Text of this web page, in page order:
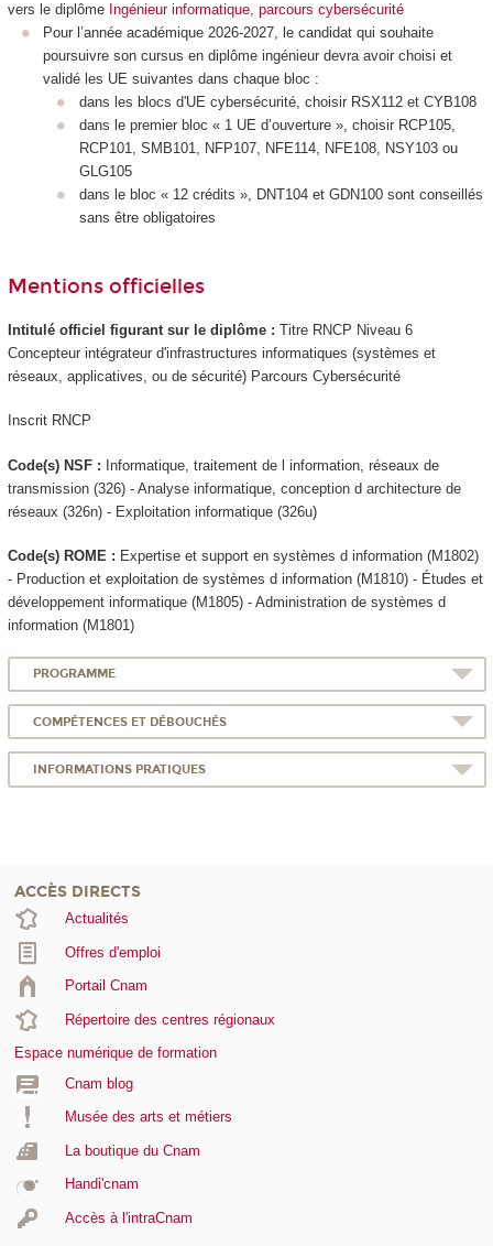
vers le diplôme Ingénieur informatique, parcours cybersécurité
Pour l’année académique 2026-2027, le candidat qui souhaite
poursuivre son cursus en diplôme ingénieur devra avoir choisi et
validé les UE suivantes dans chaque bloc :
dans les blocs d'UE cybersécurité, choisir RSX112 et CYB108
dans le premier bloc « 1 UE d’ouverture », choisir RCP105,
RCP101, SMB101, NFP107, NFE114, NFE108, NSY103 ou
GLG105
dans le bloc « 12 crédits », DNT104 et GDN100 sont conseillés
sans être obligatoires
Mentions officielles
Intitulé officiel figurant sur le diplôme : Titre RNCP Niveau 6
Concepteur intégrateur d'infrastructures informatiques (systèmes et
réseaux, applicatives, ou de sécurité) Parcours Cybersécurité
Inscrit RNCP
Code(s) NSF : Informatique, traitement de l information, réseaux de
transmission (326) - Analyse informatique, conception d architecture de
réseaux (326n) - Exploitation informatique (326u)
Code(s) ROME : Expertise et support en systèmes d information (M1802)
- Production et exploitation de systèmes d information (M1810) - Études et
développement informatique (M1805) - Administration de systèmes d
information (M1801)
PROGRAMME
COMPÉTENCES ET DÉBOUCHÉS
INFORMATIONS PRATIQUES
ACCÈS DIRECTS
Actualités
Offres d'emploi
Portail Cnam
Répertoire des centres régionaux
Espace numérique de formation
Cnam blog
Musée des arts et métiers
La boutique du Cnam
Handi'cnam
Accès à l'intraCnam